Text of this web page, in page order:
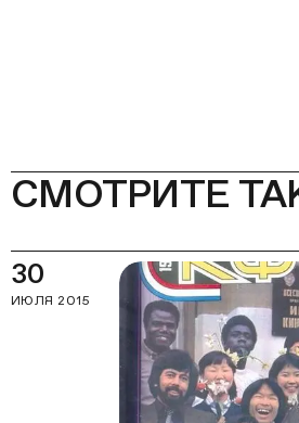
СМОТРИТЕ
30
ИЮЛЯ 2015